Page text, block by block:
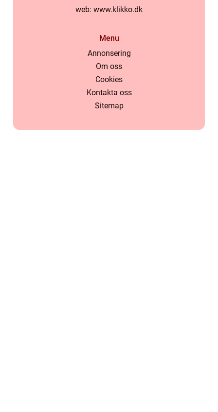
web: www.klikko.dk
Menu
Annonsering
Om oss
Cookies
Kontakta oss
Sitemap